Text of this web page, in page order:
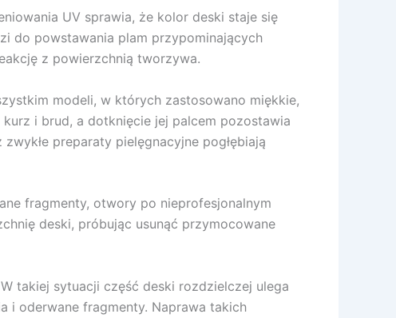
UV sprawia, że kolor deski staje się
do powstawania plam przypominających
z powierzchnią tworzywa.
modeli, w których zastosowano miękkie,
kurz i brud, a dotknięcie jej palcem pozostawia
preparaty pielęgnacyjne pogłębiają
fragmenty, otwory po nieprofesjonalnym
deski, próbując usunąć przymocowane
takiej sytuacji część deski rozdzielczej ulega
i oderwane fragmenty. Naprawa takich